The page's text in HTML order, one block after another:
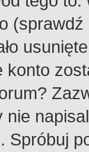
nie
Spróbuj